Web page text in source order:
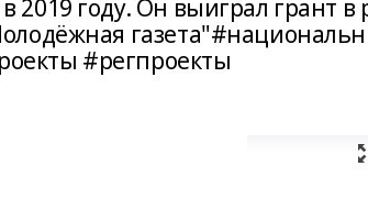
году. Он выиграл грант в
#регпроекты